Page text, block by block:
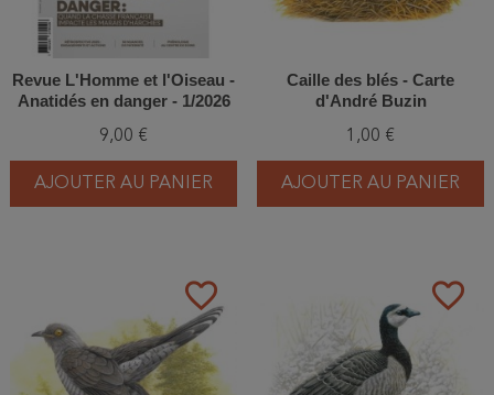
Revue L'Homme et l'Oiseau -
Anatidés en danger - 1/2026
9,00 €
AJOUTER AU PANIER
Caille des blés - Carte
d'André Buzin
1,00 €
AJOUTER AU PANIER
favorite_border favorite_border